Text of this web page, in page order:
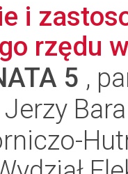
i
rzędu
5 ,